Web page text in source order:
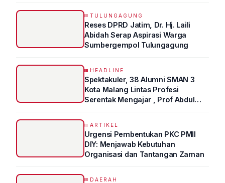
TULUNGAGUNG
Reses DPRD Jatim, Dr. Hj. Laili
Abidah Serap Aspirasi Warga
Sumbergempol Tulungagung
HEADLINE
Spektakuler, 38 Alumni SMAN 3
Kota Malang Lintas Profesi
Serentak Mengajar , Prof Abdul
ARTIKEL
Urgensi Pembentukan PKC PMII
DIY: Menjawab Kebutuhan
Organisasi dan Tantangan Zaman
DAERAH